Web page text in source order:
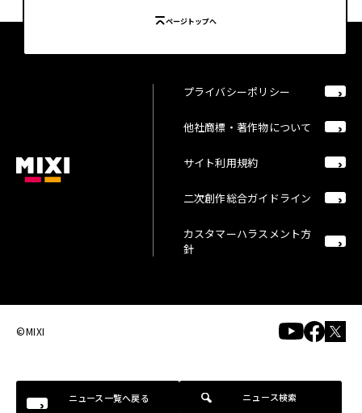
ニュース一覧へ戻る ニュース検索
ページトップへ
プライバシーポリシー
他社商標・著作物について
サイト利用規約
二次創作総合ガイドライン
カスタマーハラスメント方
針
©MIXI